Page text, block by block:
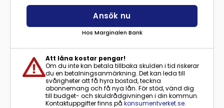
Ansök nu
Hos Marginalen Bank
Att låna kostar pengar!
Om du inte kan betala tillbaka skulden i tid riskerar
du en betalningsanmärkning. Det kan leda till
svårigheter att få hyra bostad, teckna
abonnemang och få nya lån. För stöd, vänd dig
till budget- och skuldrådgivningen i din kommun.
Kontaktuppgifter finns på konsumentverket.se.